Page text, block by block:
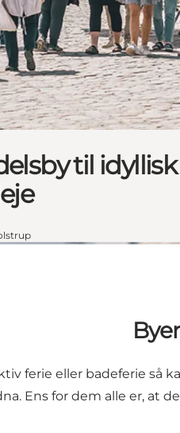
til idyllisk
ferie eller badeferie
Ens for dem alle er, at